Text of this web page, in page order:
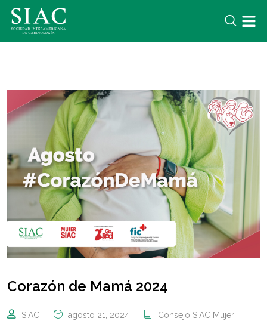
Corazón de Mamá 2024
SIAC agosto 21, 2024 Consejo SIAC Mujer